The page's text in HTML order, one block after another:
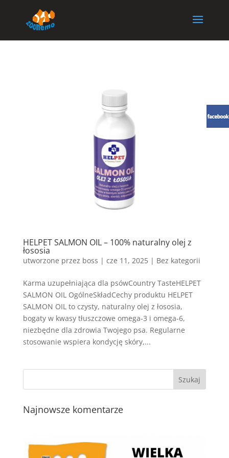
HELPET SALMON OIL – 100% naturalny olej z
łososia
utworzone przez boss | cze 11, 2025| Bez kategorii
Karma uzupełniająca dla psówCountry TasteHELPET
SALMON OIL OgólneSkładCechy produktu HELPET
SALMON OIL to czysty, naturalny olej z łososia,
bogaty w kwasy tłuszczowe omega-3 i omega-6,
niezbędne dla zdrowia Twojego psa. Regularne
stosowanie wspiera kondycję skóry,...
Najnowsze komentarze